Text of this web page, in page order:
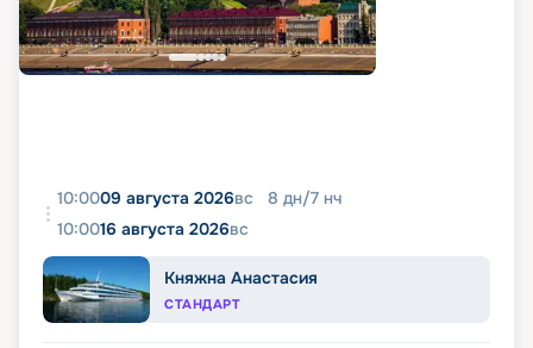
10:0009 августа 2026вс 8 дн/7 нч
10:0016 августа 2026вс
Княжна Анастасия
СТАНДАРТ